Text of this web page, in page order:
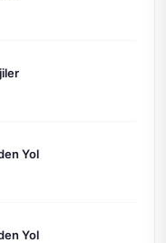
Yol
Yol